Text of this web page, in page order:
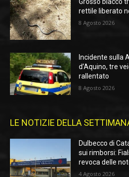
rettile liberato
8 Agosto 2026
Incidente sulla
d’Aquino, tre
rallentato
8 Agosto 2026
LE NOTIZIE DELLA
Dulbecco di
sui rimborsi:
revoca delle
4 Agosto 2026